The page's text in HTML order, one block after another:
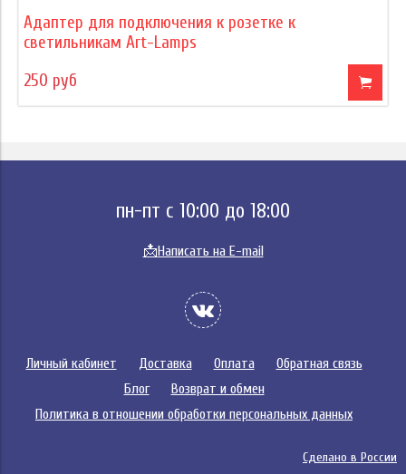
Адаптер для подключения к розетке к
светильникам Art-Lamps
250 руб
пн-пт с 10:00 до 18:00
📩Написать на E-mail
Личный кабинет Доставка Оплата
Обратная связь
Блог
Возврат и обмен
Политика в отношении обработки персональных данных
Сделано в России